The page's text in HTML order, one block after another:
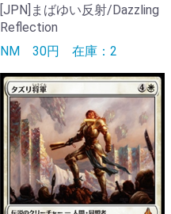
[JPN]まばゆい反射/Dazzling
Reflection
NM 30円 在庫：2